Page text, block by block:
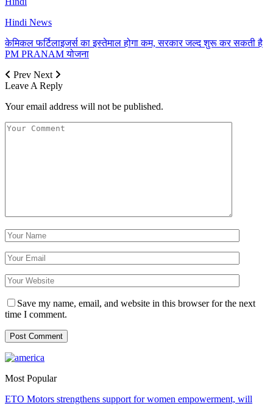
Hindi News
केमिकल फर्टिलाइजर्स का इस्तेमाल होगा कम, सरकार जल्द शुरू कर सकती है
PM PRANAM योजना
Prev Next
Leave A Reply
Your email address will not be published.
Save my name, email, and website in this browser for the next
time I comment.
Most Popular
ETO Motors strengthens support for women empowerment, will